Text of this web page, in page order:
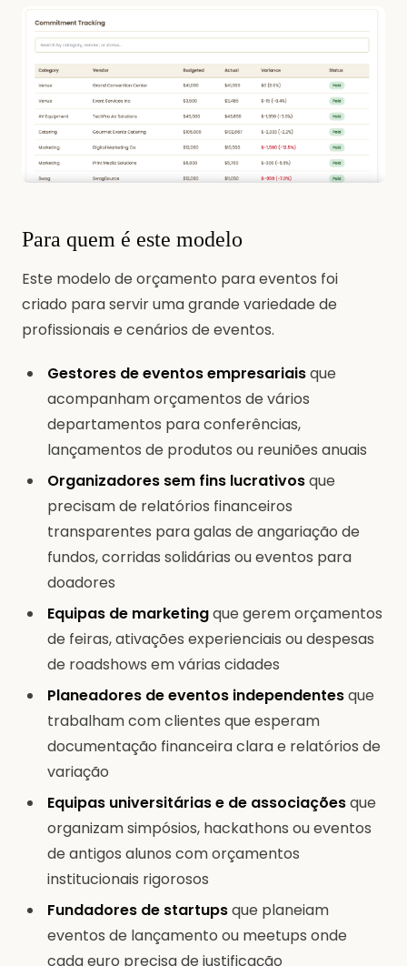
Para quem é este modelo
Este modelo de orçamento para eventos foi
criado para servir uma grande variedade de
profissionais e cenários de eventos.
Gestores de eventos empresariaisque
acompanham orçamentos de vários
departamentos para conferências,
lançamentos de produtos ou reuniões anuais
Organizadores sem fins lucrativosque
precisam de relatórios financeiros
transparentes para galas de angariação de
fundos, corridas solidárias ou eventos para
doadores
Equipas de marketingque gerem orçamentos
de feiras, ativações experienciais ou despesas
de roadshows em várias cidades
Planeadores de eventos independentesque
trabalham com clientes que esperam
documentação financeira clara e relatórios de
variação
Equipas universitárias e de associaçõesque
organizam simpósios, hackathons ou eventos
de antigos alunos com orçamentos
institucionais rigorosos
Fundadores de startupsque planeiam
eventos de lançamento ou meetups onde
cada euro precisa de justificação